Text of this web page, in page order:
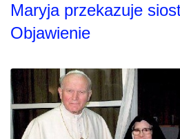
Maryja przekazuje
Objawienie